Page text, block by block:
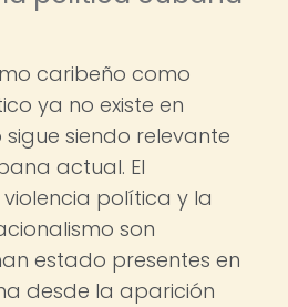
caribeño como
ya no existe en
siendo relevante
actual. El
política y la
son
estado presentes en
desde la aparición